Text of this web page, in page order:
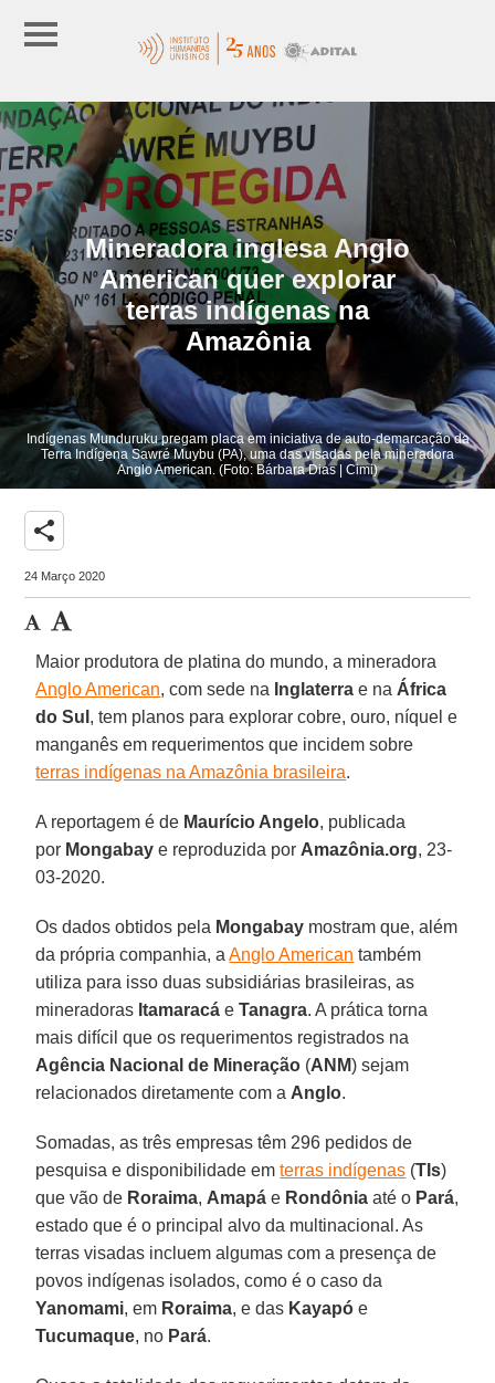
Mineradora inglesa Anglo
American quer explorar
terras indígenas na
Amazônia
Indígenas Munduruku pregam placa em iniciativa de auto-demarcação da
Terra Indígena Sawré Muybu (PA), uma das visadas pela mineradora
Anglo American. (Foto: Bárbara Dias | Cimi)
share
24 Março 2020
Maior produtora de platina do mundo, a mineradora
Anglo American, com sede na Inglaterra e na África
do Sul , tem planos para explorar cobre, ouro, níquel e
manganês em requerimentos que incidem sobre
terras indígenas na Amazônia brasileira.
A reportagem é de Maurício Angelo, publicada
por Mongabay e reproduzida por Amazônia.org, 23-
03-2020.
Os dados obtidos pela Mongabay mostram que, além
da própria companhia, aAnglo American também
utiliza para isso duas subsidiárias brasileiras, as
mineradoras Itamaracá eTanagra. A prática torna
mais difícil que os requerimentos registrados na
Agência Nacional de Mineração (ANM) sejam
relacionados diretamente com a Anglo.
Somadas, as três empresas têm 296 pedidos de
pesquisa e disponibilidade emterras indígenas (TIs)
que vão de Roraima, Amapá e Rondônia até o Pará,
estado que é o principal alvo da multinacional. As
terras visadas incluem algumas com a presença de
povos indígenas isolados, como é o caso da
Yanomami, em Roraima, e das Kayapó e
Tucumaque, no Pará.